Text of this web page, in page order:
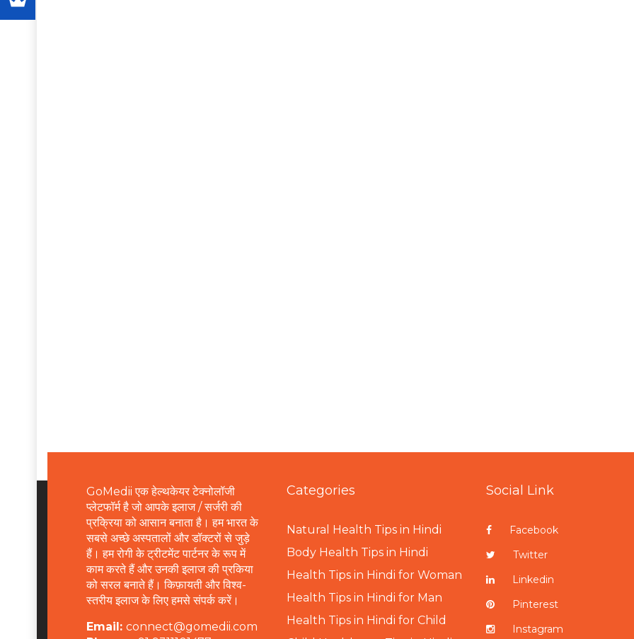
GoMedii एक हेल्थकेयर टेक्नोलॉजी
प्लेटफॉर्म है जो आपके इलाज / सर्जरी की
प्रक्रिया को आसान बनाता है। हम भारत के
सबसे अच्छे अस्पतालों और डॉक्टरों से जुड़े
हैं। हम रोगी के ट्रीटमेंट पार्टनर के रूप में
काम करते हैं और उनकी इलाज की प्रकिया
को सरल बनाते हैं। किफ़ायती और विश्व-
स्तरीय इलाज के लिए हमसे संपर्क करें।
Email: connect@gomedii.com
Categories
Natural Health Tips in Hindi
Body Health Tips in Hindi
Health Tips in Hindi for Woman
Health Tips in Hindi for Man
Health Tips in Hindi for Child
Social Link
Facebook
Twitter
Linkedin
Pinterest
Instagram